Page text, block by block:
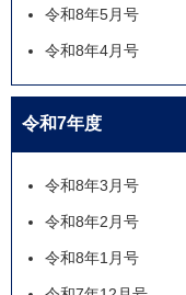
令和8年5月号
令和8年4月号
令和7年度
令和8年3月号
令和8年2月号
令和8年1月号